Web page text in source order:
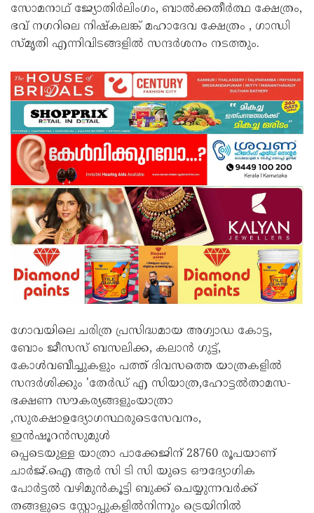
സോമനാഥ് ജ്യോതിർലിംഗം, ബാൽക്കതീർത്ഥ ക്ഷേത്രം,
ഭവ് നഗറിലെ നിഷ്കലങ്ക് മഹാദേവ ക്ഷേത്രം , ഗാന്ധി
സ്മൃതി എന്നിവിടങ്ങളിൽ സന്ദർശനം നടത്തും.
ഗോവയിലെ ചരിത്ര പ്രസിദ്ധമായ അഗ്വാഡ കോട്ട,
ബോം ജീസസ് ബസലിക്ക, കലാൻ ഗുട്ട്,
കോൾവബീച്ചുകളും പത്ത് ദിവസത്തെ യാത്രകളിൽ
സന്ദർശിക്കും 'തേർഡ് എ സിയാത്ര,ഹോട്ടൽതാമസ-
ഭക്ഷണ സൗകര്യങ്ങളുംയാത്രാ
,സുരക്ഷാഉദ്യോഗസ്ഥരുടെസേവനം,
ഇൻഷൂറൻസുമുൾ
പ്പെടെയുള്ള യാത്രാ പാക്കേജിന് 28760 രൂപയാണ്
ചാർജ്.ഐ ആർ സി ടി സി യുടെ ഔദ്യോഗിക
പോർട്ടൽ വഴിമുൻകൂട്ടി ബുക്ക് ചെയ്യുന്നവർക്ക്
തങ്ങളുടെ സ്റ്റോപ്പുകളിൽനിന്നും ട്രെയിനിൽ